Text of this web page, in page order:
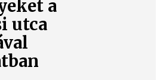
a
utca